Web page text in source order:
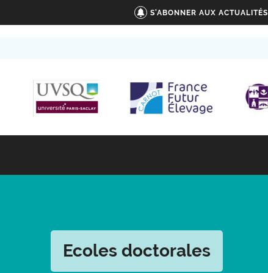
S'ABONNER AUX ACTUALITÉS
Ecoles doctorales